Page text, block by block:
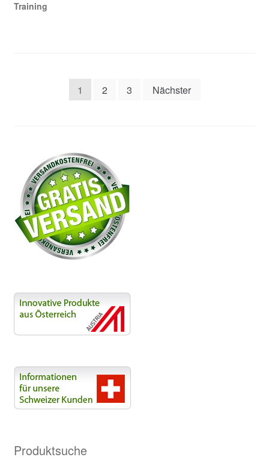
Training
Seitennummerierung
1 2 3 Nächster
Produktsuche